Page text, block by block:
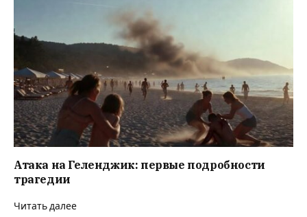
Атака на Геленджик: первые подробности
трагедии
Читать далее